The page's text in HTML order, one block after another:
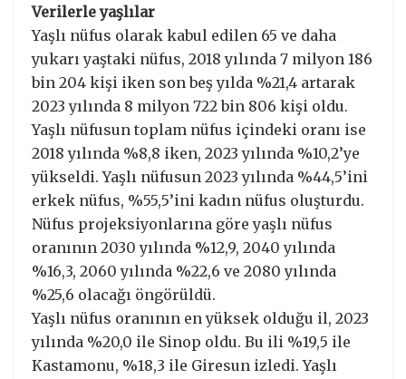
Verilerle yaşlılar
Yaşlı nüfus olarak kabul edilen 65 ve daha
yukarı yaştaki nüfus, 2018 yılında 7 milyon 186
bin 204 kişi iken son beş yılda %21,4 artarak
2023 yılında 8 milyon 722 bin 806 kişi oldu.
Yaşlı nüfusun toplam nüfus içindeki oranı ise
2018 yılında %8,8 iken, 2023 yılında %10,2’ye
yükseldi. Yaşlı nüfusun 2023 yılında %44,5’ini
erkek nüfus, %55,5’ini kadın nüfus oluşturdu.
Nüfus projeksiyonlarına göre yaşlı nüfus
oranının 2030 yılında %12,9, 2040 yılında
%16,3, 2060 yılında %22,6 ve 2080 yılında
%25,6 olacağı öngörüldü.
Yaşlı nüfus oranının en yüksek olduğu il, 2023
yılında %20,0 ile Sinop oldu. Bu ili %19,5 ile
Kastamonu, %18,3 ile Giresun izledi. Yaşlı